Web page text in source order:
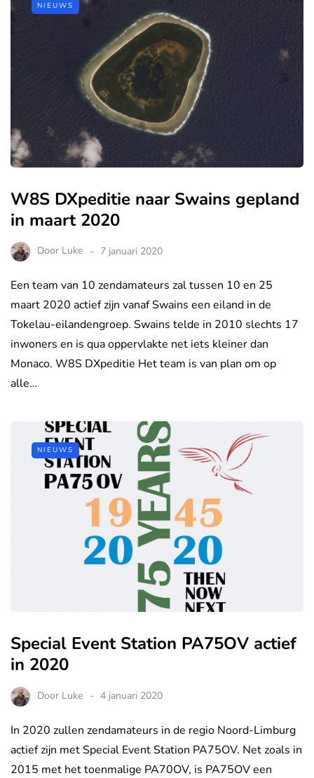
NIEUWS
W8S DXpeditie naar Swains gepland
in maart 2020
Door Luke 7 januari 2020
Een team van 10 zendamateurs zal tussen 10 en 25
maart 2020 actief zijn vanaf Swains een eiland in de
Tokelau-eilandengroep. Swains telde in 2010 slechts 17
inwoners en is qua oppervlakte net iets kleiner dan
Monaco. W8S DXpeditie Het team is van plan om op
alle…
NIEUWS
Special Event Station PA75OV actief
in 2020
Door Luke 4 januari 2020
In 2020 zullen zendamateurs in de regio Noord-Limburg
actief zijn met Special Event Station PA75OV. Net zoals in
2015 met het toenmalige PA70OV, is PA75OV een